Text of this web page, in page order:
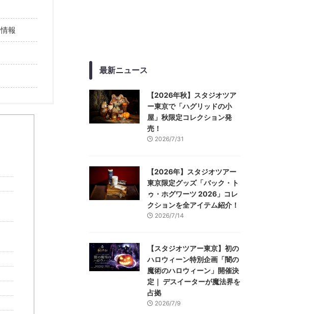
報
最新ニュース
【2026年秋】スタジオツア
ー東京で「ハグリッドの小
屋」秋限定コレクション発
売！
2026/7/31
【2026年】スタジオツアー
東京限定グッズ「バック・ト
ゥ・ホグワーツ 2026」コレ
クションを全アイテム紹介！
2026/7/14
【スタジオツアー東京】初の
ハロウィーン特別企画「闇の
魔術のハロウィーン」開催決
定｜ デスイーターが魔法界を
占拠
2026/7/9